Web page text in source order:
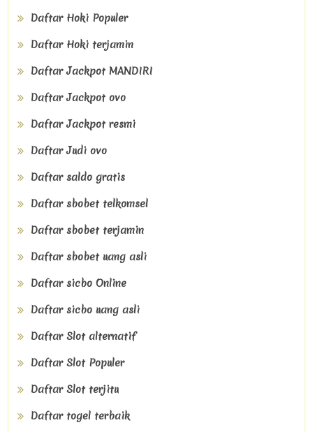
Daftar Hoki Populer
Daftar Hoki terjamin
Daftar Jackpot MANDIRI
Daftar Jackpot ovo
Daftar Jackpot resmi
Daftar Judi ovo
Daftar saldo gratis
Daftar sbobet telkomsel
Daftar sbobet terjamin
Daftar sbobet uang asli
Daftar sicbo Online
Daftar sicbo uang asli
Daftar Slot alternatif
Daftar Slot Populer
Daftar Slot terjitu
Daftar togel terbaik